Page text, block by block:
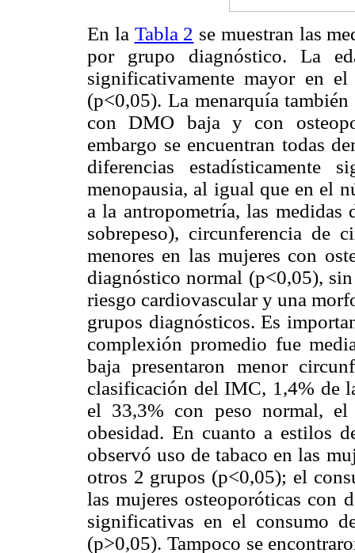
En la Tabla 2 se muestran las
por grupo diagnóstico. La
significativamente mayor en
(p<0,05). La menarquía
con DMO baja y con
embargo se encuentran todas
diferencias
menopausia, al igual que en el
a la antropometría, las medidas
sobrepeso), circunferencia de
menores en las mujeres con
diagnóstico normal (p<0,05),
riesgo cardiovascular y una
grupos diagnósticos. Es
complexión promedio fue
baja presentaron menor
clasificación del IMC, 1,4% de
el 33,3% con peso normal,
obesidad. En cuanto a estilos
observó uso de tabaco en las
otros 2 grupos (p<0,05); el
las mujeres osteoporóticas con
significativas en el consumo
(p>0,05). Tampoco se